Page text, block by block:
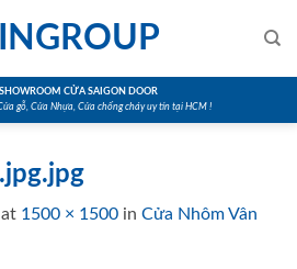
CỬA SAIGON DOOR
gỗ, Cửa Nhựa, Cửa chống cháy uy tín tại HCM !
at 1500 × 1500 in Cửa Nhôm Vân